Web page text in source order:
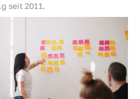
seit 2011.